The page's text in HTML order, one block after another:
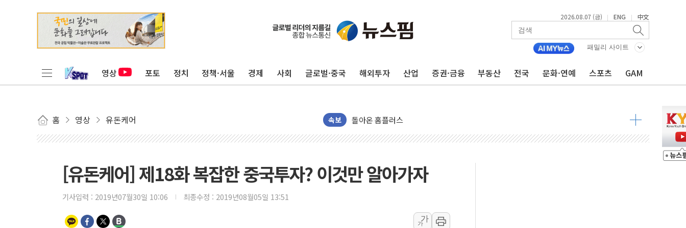
2026.08.07 (금) | ENG | 中文
패밀리 사이트
영상 포토 정치 정책·서울 경제 사회 글로벌·중국 해외투자 산업 증권·금융 부동산 전국 문화·연예 스포츠 GAM
홈 영상 유돈케어 속보
수박으로 여름 나는 하마
캠코, 5918억원 규모 압류재산 1506건 공매
[시승기] 공간·승차감 잡은 볼보 EX90…'올 터치'는 호불호
돌아온 홈플러스
[종합] 청도 흥선리 야산 산불 1시간36분만에 주불진화....인명피해 없어
라인게임즈, '콰이어트' 테스트 참가자 3만 명 돌파
에어로케이항공, 청주-중국 청두 노선 운항허가 취득...중국 노선 다변화
SKT, '8월 월간 럭키 페스타' 실시...휴대폰 결제 최대 6000원 할인
LG헬로비전 '헬로모바일', 교보문고 제휴 전자책 요금제 출시
[유돈케어] 제18화 복잡한 중국투자? 이것만 알아가자
기사입력 : 2019년07월30일 10:06 최종수정 : 2019년08월05일 13:51
가
가